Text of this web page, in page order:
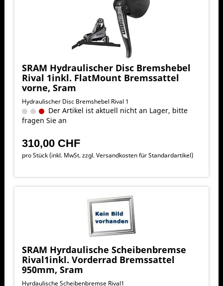
SRAM Hydraulischer Disc Bremshebel
Rival 1inkl. FlatMount Bremssattel
vorne, Sram
Hydraulischer Disc Bremshebel Rival 1
Der Artikel ist aktuell nicht an Lager, bitte
fragen Sie an
310,00 CHF
pro Stück (inkl. MwSt. zzgl.Versandkosten für Standardartikel)
SRAM Hyrdaulische Scheibenbremse
Rival1inkl. Vorderrad Bremssattel
950mm, Sram
Hyrdaulische Scheibenbremse Rival1